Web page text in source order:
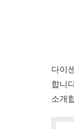
다이
합니
소개